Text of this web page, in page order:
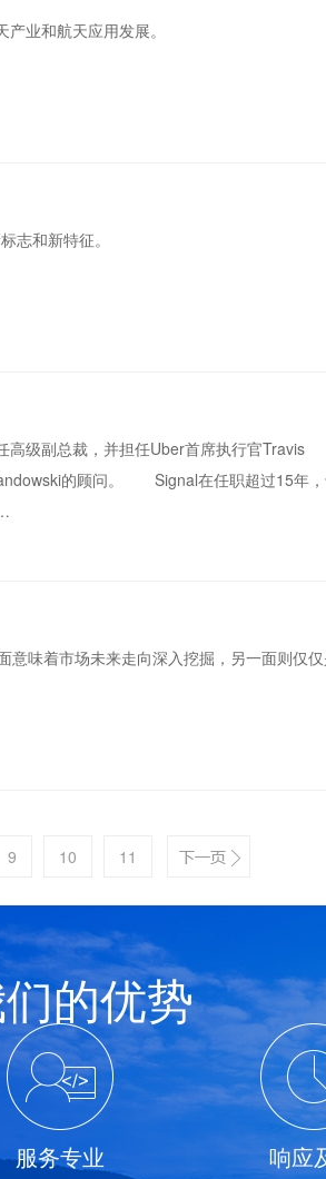
业和航天应用发展。
志和新特征。
级副总裁，并担任Uber首席执行官Travis
的顾问。 Signal在任职超过15年
味着市场未来走向深入挖掘，另一面则仅
9 10 11
的优势
服务专业 响应